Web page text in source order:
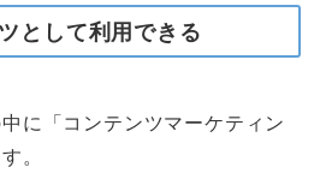
として利用できる
に「コンテンツマーケティン
。